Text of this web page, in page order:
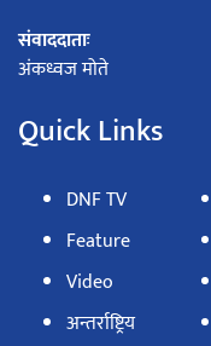
संवाददाताः
अंकध्वज मोते
Quick Links
DNF TV
Feature
Video
अन्तर्राष्ट्रिय